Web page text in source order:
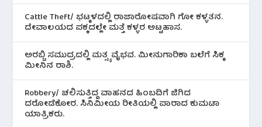
Cattle Theft/ ಭಟ್ಕಳದಲ್ಲಿ ರಾಜಾರೋಷವಾಗಿ ಗೋ ಕಳ್ಳತನ.
ದೇವಾಲಯದ ಪಕ್ಕದಲ್ಲೇ ಮತ್ತೆ ಕಳ್ಳರ ಅಟ್ಟಹಾಸ.
ಅರಬ್ಬಿ ಸಮುದ್ರದಲ್ಲಿ ಮತ್ಸ್ಯ ವೈಭವ. ಮೀನುಗಾರಿಕಾ ಬಲೆಗೆ ಸಿಕ್ಕ
ಮೀನಿನ‌ ರಾಶಿ.
Robbery/ ಚಲಿಸುತ್ತಿದ್ದ ವಾಹನದ ಹಿಂಬದಿಗೆ ಜಿಗಿದ
ದರೋಡೆಕೋರ. ಸಿನಿಮೀಯ ರೀತಿಯಲ್ಲಿ ಪಾರಾದ ಕುಮಟಾ
ಯಾತ್ರಿಕರು.